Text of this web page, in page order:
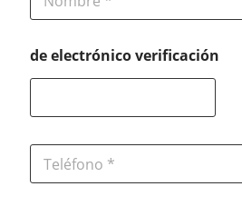
m
r
e
de electrónico verificación
T
l